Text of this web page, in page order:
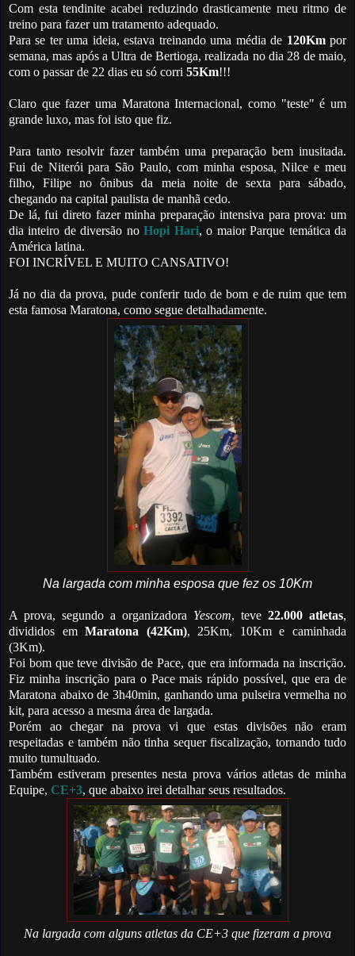
Com esta tendinite acabei reduzindo drasticamente meu ritmo de
treino para fazer um tratamento adequado.
Para se ter uma ideia, estava treinando uma média de 120Kmpor
semana, mas após a Ultra de Bertioga, realizada no dia 28 de maio,
com o passar de 22 dias eu só corri 55Km!!!
Claro que fazer uma Maratona Internacional, como "teste" é um
grande luxo, mas foi isto que fiz.
Para tanto resolvir fazer também uma preparação bem inusitada.
Fui de Niterói para São Paulo, com minha esposa, Nilce e meu
filho, Filipe no ônibus da meia noite de sexta para sábado,
chegando na capital paulista de manhã cedo.
De lá, fui direto fazer minha preparação intensiva para prova: um
dia inteiro de diversão noHopi Hari, o maior Parque temática da
América latina.
FOI INCRÍVEL E MUITO CANSATIVO!
Já no dia da prova, pude conferir tudo de bom e de ruim que tem
esta famosa Maratona, como segue detalhadamente.
Na largada com minha esposa que fez os 10Km
A prova, segundo a organizadora Yescom, teve 22.000 atletas,
divididos emMaratona (42Km), 25Km, 10Km e caminhada
(3Km).
Foi bom que teve divisão de Pace, que era informada na inscrição.
Fiz minha inscrição para o Pace mais rápido possível, que era de
Maratona abaixo de 3h40min, ganhando uma pulseira vermelha no
kit, para acesso a mesma área de largada.
Porém ao chegar na prova vi que estas divisões não eram
respeitadas e também não tinha sequer fiscalização, tornando tudo
muito tumultuado.
Também estiveram presentes nesta prova vários atletas de minha
Equipe, CE+3, que abaixo irei detalhar seus resultados.
Na largada com alguns atletas da CE+3 que fizeram a prova